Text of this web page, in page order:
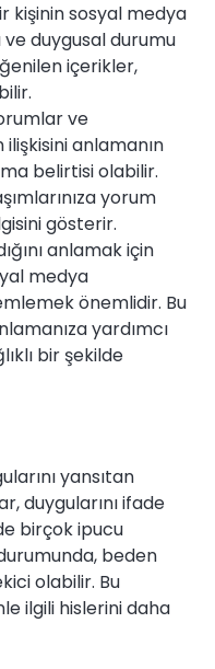
kişinin sosyal medya
ve duygusal durumu
içerikler,
ve
anlamanın
belirtisi olabilir.
yorum
gösterir.
anlamak için
medya
önemlidir. Bu
yardımcı
bir şekilde
yansıtan
duygularını ifade
birçok ipucu
beden
olabilir. Bu
ilgili hislerini daha